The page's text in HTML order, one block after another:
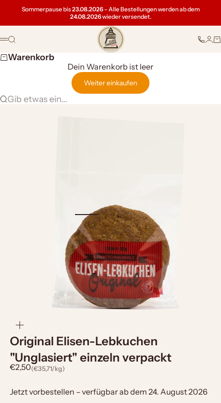
Zum Inhalt springen
Sommerpause bis23.08.2026– Alle Bestellungen werden ab dem
24.08.2026wieder versendet.
Fraunholz Lebkuchen
Menü
Suche
Warenkorb
Dein Warenkorb ist leer
Weiter einkaufen
Gib etwas ein...
Gehe zu Element 1
Gehe zu Element 2
Gehe zu Element 3
Original Elisen-Lebkuchen
"Unglasiert" einzeln verpackt
Angebot
€2,50(€35,71/kg)
Jetzt vorbestellen – verfügbar ab dem 24. August 2026